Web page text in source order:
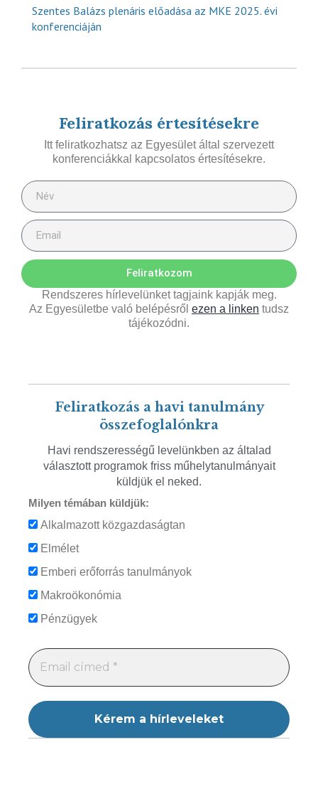
Szentes Balázs plenáris előadása az MKE 2025. évi
konferenciáján
Feliratkozás értesítésekre
Itt feliratkozhatsz az Egyesület által szervezett
konferenciákkal kapcsolatos értesítésekre.
Feliratkozom
Rendszeres hírlevelünket tagjaink kapják meg.
Az Egyesületbe való belépésről ezen a linken tudsz
tájékozódni.
Feliratkozás a havi tanulmány
összefoglalónkra
Havi rendszerességű levelünkben az általad
választott programok friss műhelytanulmányait
küldjük el neked.
Milyen témában küldjük:
Alkalmazott közgazdaságtan
Elmélet
Emberi erőforrás tanulmányok
Makroökonómia
Pénzügyek